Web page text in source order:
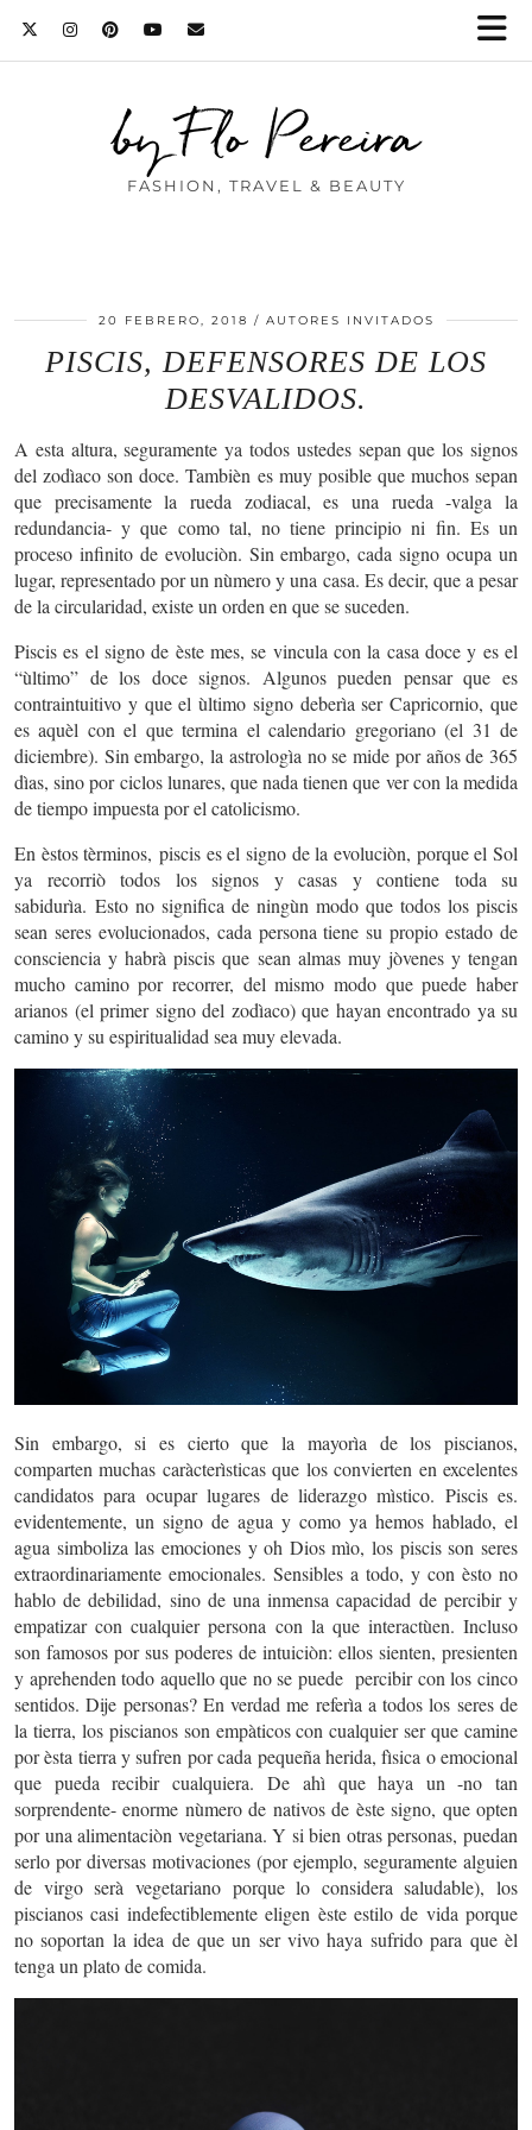
by Flo Pereira
FASHION, TRAVEL & BEAUTY
20 FEBRERO, 2018 AUTORES INVITADOS
PISCIS, DEFENSORES DE LOS
DESVALIDOS.
A esta altura, seguramente ya todos ustedes sepan que los signos
del zodìaco son doce. Tambièn es muy posible que muchos sepan
que precisamente la rueda zodiacal, es una rueda -valga la
redundancia- y que como tal, no tiene principio ni fin. Es un
proceso infinito de evoluciòn. Sin embargo, cada signo ocupa un
lugar, representado por un nùmero y una casa. Es decir, que a pesar
de la circularidad, existe un orden en que se suceden.
Piscis es el signo de èste mes, se vincula con la casa doce y es el
“ùltimo” de los doce signos. Algunos pueden pensar que es
contraintuitivo y que el ùltimo signo deberìa ser Capricornio, que
es aquèl con el que termina el calendario gregoriano (el 31 de
diciembre). Sin embargo, la astrologìa no se mide por años de 365
dìas, sino por ciclos lunares, que nada tienen que ver con la medida
de tiempo impuesta por el catolicismo.
En èstos tèrminos, piscis es el signo de la evoluciòn, porque el Sol
ya recorriò todos los signos y casas y contiene toda su
sabidurìa. Esto no significa de ningùn modo que todos los piscis
sean seres evolucionados, cada persona tiene su propio estado de
consciencia y habrà piscis que sean almas muy jòvenes y tengan
mucho camino por recorrer, del mismo modo que puede haber
arianos (el primer signo del zodìaco) que hayan encontrado ya su
camino y su espiritualidad sea muy elevada.
Sin embargo, si es cierto que la mayorìa de los piscianos,
comparten muchas caràcterìsticas que los convierten en excelentes
candidatos para ocupar lugares de liderazgo mìstico. Piscis es.
evidentemente, un signo de agua y como ya hemos hablado, el
agua simboliza las emociones y oh Dios mìo, los piscis son seres
extraordinariamente emocionales. Sensibles a todo, y con èsto no
hablo de debilidad, sino de una inmensa capacidad de percibir y
empatizar con cualquier persona con la que interactùen. Incluso
son famosos por sus poderes de intuiciòn: ellos sienten, presienten
y aprehenden todo aquello que no se puede percibir con los cinco
sentidos. Dije personas? En verdad me referìa a todos los seres de
la tierra, los piscianos son empàticos con cualquier ser que camine
por èsta tierra y sufren por cada pequeña herida, fìsica o emocional
que pueda recibir cualquiera.De ahì que haya un -no tan
sorprendente- enorme nùmero de nativos de èste signo, que opten
por una alimentaciòn vegetariana. Y si bien otras personas, puedan
serlo por diversas motivaciones (por ejemplo, seguramente alguien
de virgo serà vegetariano porque lo considera saludable), los
piscianos casi indefectiblemente eligen èste estilo de vida porque
no soportan la idea de que un ser vivo haya sufrido para que èl
tenga un plato de comida.